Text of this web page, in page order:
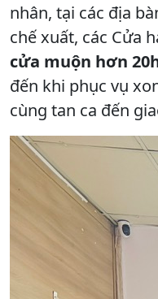
nhân, tại các địa
chế xuất, các Cửa
cửa muộn hơn
đến khi phục vụ
cùng tan ca đến